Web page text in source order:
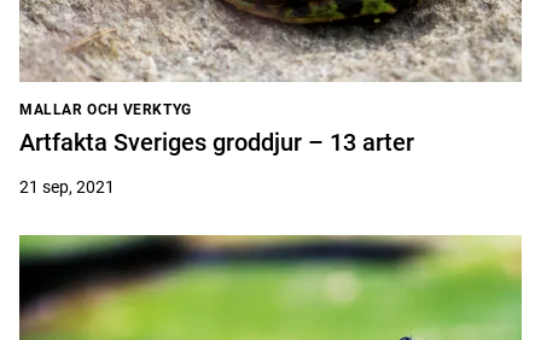
MALLAR OCH VERKTYG
Artfakta Sveriges groddjur – 13 arter
21 sep, 2021